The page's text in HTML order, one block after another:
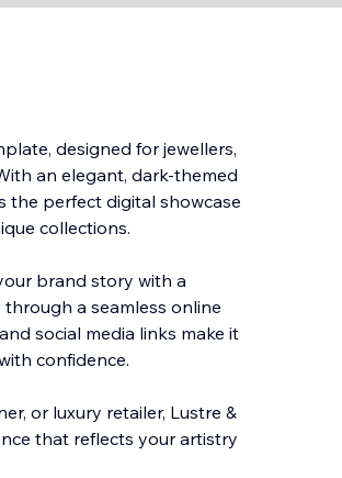
designed for jewellers,
an elegant, dark-themed
the perfect digital showcase
collections.
brand story with a
a seamless online
social media links make it
confidence.
or luxury retailer, Lustre &
that reflects your artistry